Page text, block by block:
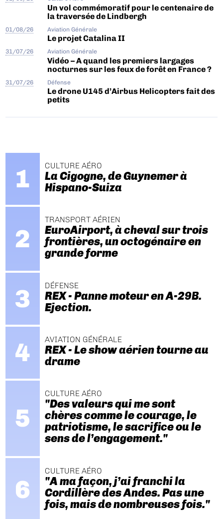
Un vol commémoratif pour le centenaire de
la traversée de Lindbergh
01/08/26 Aviation Générale
Le projet Catalina II
31/07/26 Aviation Générale
Vidéo – A quand les premiers largages
nocturnes sur les feux de forêt en France ?
31/07/26 Défense
Le drone U145 d’Airbus Helicopters fait des
petits
CULTURE AÉRO
La Cigogne, de Guynemer à
Hispano-Suiza
TRANSPORT AÉRIEN
EuroAirport, à cheval sur trois
frontières, un octogénaire en
grande forme
DÉFENSE
REX - Panne moteur en A-29B.
Ejection.
AVIATION GÉNÉRALE
REX - Le show aérien tourne au
drame
CULTURE AÉRO
"Des valeurs qui me sont
chères comme le courage, le
patriotisme, le sacrifice ou le
sens de l’engagement."
CULTURE AÉRO
"A ma façon, j’ai franchi la
Cordillère des Andes. Pas une
fois, mais de nombreuses fois."